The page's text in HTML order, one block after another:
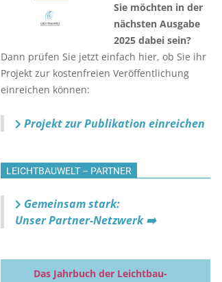
Sie möchten in der
nächsten Ausgabe
2025 dabei sein?
Dann prüfen Sie jetzt einfach hier, ob Sie ihr
Projekt zur kostenfreien Veröffentlichung
einreichen können:
Projekt zur Publikation einreichen
LEICHTBAUWELT – PARTNER
Gemeinsam stark:
Unser Partner-Netzwerk ➡️
Das Jahrbuch der Leichtbau-